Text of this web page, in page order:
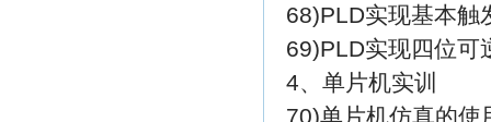
68)PLD实现基本触
69)PLD实现四位可
4、单片机实训
70)单片机仿真的使